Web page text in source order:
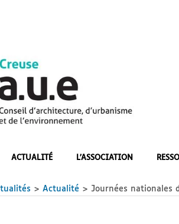
ACTUALITÉ L’ASSOCIATION
> Actualité > Journées nationales